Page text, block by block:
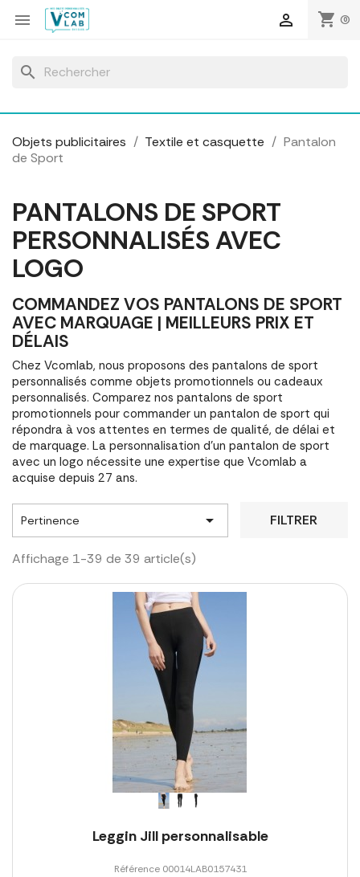
 shopping_cart (0)

search
Objets publicitaires Textile et casquette
Pantalon
de Sport
PANTALONS DE SPORT
PERSONNALISÉS AVEC
LOGO
COMMANDEZ VOS PANTALONS DE SPORT
AVEC MARQUAGE | MEILLEURS PRIX ET
DÉLAIS
Chez Vcomlab, nous proposons des pantalons de sport
personnalisés comme objets promotionnels ou cadeaux
personnalisés. Comparez nos pantalons de sport
promotionnels pour commander un pantalon de sport qui
répondra à vos attentes en termes de qualité, de délai et
de marquage. La personnalisation d'un pantalon de sport
avec un logo nécessite une expertise que Vcomlab a
acquise depuis 27 ans.
Pertinence  FILTRER
Affichage 1-39 de 39 article(s)
Leggin Jill personnalisable
Référence 00014LAB0157431
Panneau de gestion des cookies